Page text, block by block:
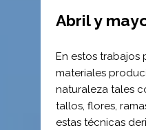
Abril y
En estos trabajos
materiales
naturaleza tales
tallos, flores,
estas técnicas